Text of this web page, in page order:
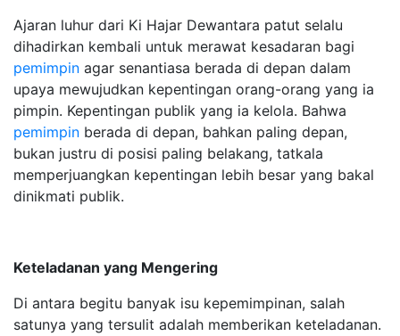
Ajaran luhur dari Ki Hajar Dewantara patut selalu
dihadirkan kembali untuk merawat kesadaran bagi
pemimpin agar senantiasa berada di depan dalam
upaya mewujudkan kepentingan orang-orang yang ia
pimpin. Kepentingan publik yang ia kelola. Bahwa
pemimpin berada di depan, bahkan paling depan,
bukan justru di posisi paling belakang, tatkala
memperjuangkan kepentingan lebih besar yang bakal
dinikmati publik.
Keteladanan yang Mengering
Di antara begitu banyak isu kepemimpinan, salah
satunya yang tersulit adalah memberikan keteladanan.